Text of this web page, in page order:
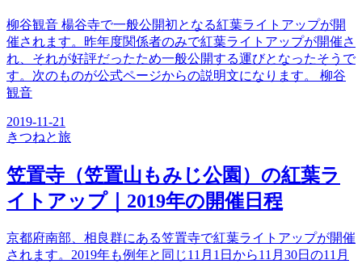
柳谷観音 楊谷寺で一般公開初となる紅葉ライトアップが開
催されます。昨年度関係者のみで紅葉ライトアップが開催さ
れ、それが好評だったため一般公開する運びとなったそうで
す。次のものが公式ページからの説明文になります。 柳谷
観音
2019-11-21
きつねと旅
笠置寺（笠置山もみじ公園）の紅葉ラ
イトアップ｜2019年の開催日程
京都府南部、相良群にある笠置寺で紅葉ライトアップが開催
されます。2019年も例年と同じ11月1日から11月30日の11月